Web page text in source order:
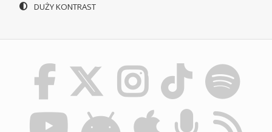
DUŻY KONTRAST